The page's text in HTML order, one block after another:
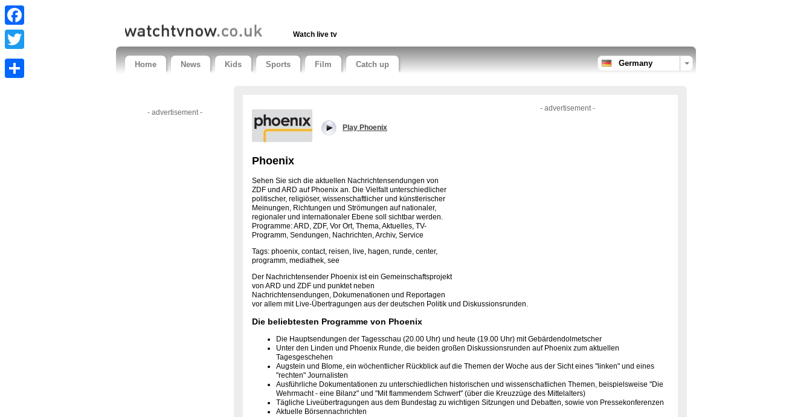
Facebook
Twitter
Watch live tv
Home News Kids Sports Film Catch up Germany
- advertisement - - advertisement -
Play Phoenix
Phoenix
Sehen Sie sich die aktuellen Nachrichtensendungen von
ZDF und ARD auf Phoenix an. Die Vielfalt unterschiedlicher
politischer, religiöser, wissenschaftlicher und künstlerischer
Meinungen, Richtungen und Strömungen auf nationaler,
regionaler und internationaler Ebene soll sichtbar werden.
Programme: ARD, ZDF, Vor Ort, Thema, Aktuelles, TV-
Programm, Sendungen, Nachrichten, Archiv, Service
Tags: phoenix, contact, reisen, live, hagen, runde, center,
programm, mediathek, see
Der Nachrichtensender Phoenix ist ein Gemeinschaftsprojekt
von ARD und ZDF und punktet neben
Nachrichtensendungen, Dokumenationen und Reportagen
vor allem mit Live-Übertragungen aus der deutschen Politik und Diskussionsrunden.
Die beliebtesten Programme von Phoenix
Die Hauptsendungen der Tagesschau (20.00 Uhr) und heute (19.00 Uhr) mit Gebärdendolmetscher
Unter den Linden und Phoenix Runde, die beiden großen Diskussionsrunden auf Phoenix zum aktuellen
Tagesgeschehen
Augstein und Blome, ein wöchentlicher Rückblick auf die Themen der Woche aus der Sicht eines "linken" und eines
"rechten" Journalisten
Ausführliche Dokumentationen zu unterschiedlichen historischen und wissenschatlichen Themen, beispielsweise "Die
Wehrmacht - eine Bilanz" und "Mit flammendem Schwert" (über die Kreuzzüge des Mittelalters)
Tägliche Liveübertragungen aus dem Bundestag zu wichtigen Sitzungen und Debatten, sowie von Pressekonferenzen
Aktuelle Börsennachrichten